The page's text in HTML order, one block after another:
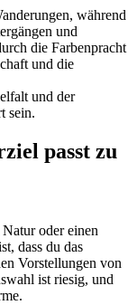
während
und
die Farbenpracht
und die
und der
sein.
passt zu
oder einen
dass du das
Vorstellungen von
ist riesig, und